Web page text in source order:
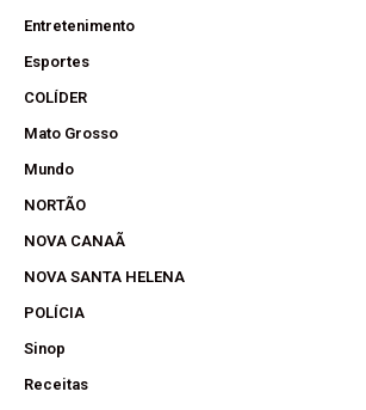
Entretenimento
Esportes
COLÍDER
Mato Grosso
Mundo
NORTÃO
NOVA CANAÃ
NOVA SANTA HELENA
POLÍCIA
Sinop
Receitas